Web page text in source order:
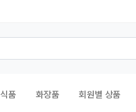
식품 화장품 회원별 상품